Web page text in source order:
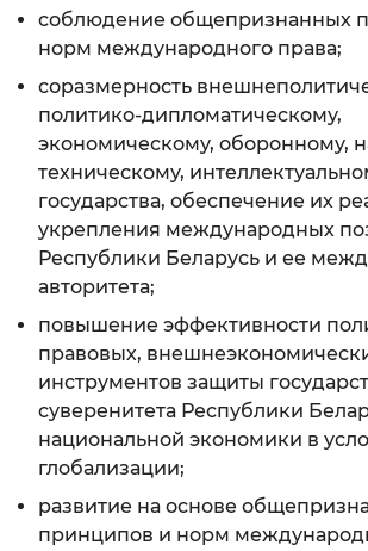
соблюдение общепризнанных
норм международного права;
соразмерность
политико-дипломатическому,
экономическому, оборонному,
техническому,
государства, обеспечение их
укрепления международных
Республики Беларусь и ее
авторитета;
повышение эффективности
правовых,
инструментов защиты
суверенитета Республики
национальной экономики в
глобализации;
развитие на основе
принципов и норм